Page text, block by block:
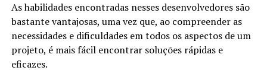
As habilidades encontradas nesses desenvolvedores são
bastante vantajosas, uma vez que, ao compreender as
necessidades e dificuldades em todos os aspectos de um
projeto, é mais fácil encontrar soluções rápidas e
eficazes.